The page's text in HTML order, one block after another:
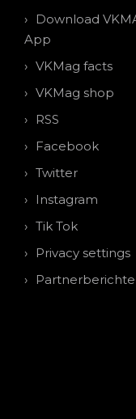
Download
App
VKMag facts
VKMag shop
RSS
Facebook
Twitter
Instagram
Tik Tok
Privacy settings